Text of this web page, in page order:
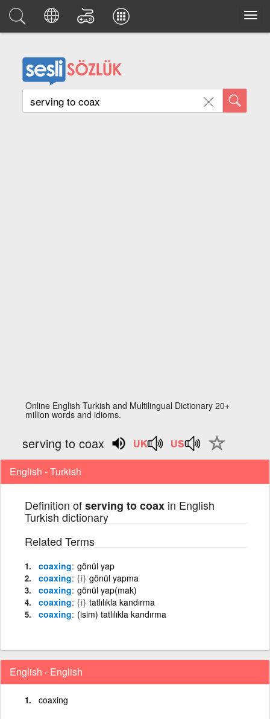
Online English Turkish and Multilingual Dictionary 20+
million words and idioms.
serving to coax
English - Turkish
Definition ofserving to coax in English
Turkish dictionary
Related Terms
coaxing gönül yap
coaxing {i} gönül yapma
coaxing gönül yap(mak)
coaxing {i} tatlılıkla kandırma
coaxing (isim) tatlılıkla kandırma
English - English
coaxing